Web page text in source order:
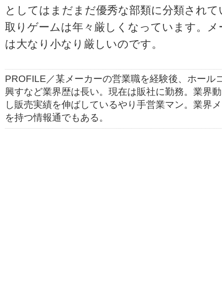
としてはまだまだ優秀な部類に分類され
取りゲームは年々厳しくなっています。
は大なり小なり厳しいのです。
PROFILE／某メーカーの営業職を経験後、ホール
興すなど業界歴は長い。現在は販社に勤務。業界
し販売実績を伸ばしているやり手営業マン。業界
を持つ情報通でもある。